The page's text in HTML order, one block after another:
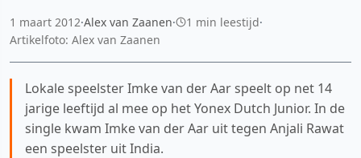
1 maart 2012·Alex van Zaanen· 1 min leestijd·
Artikelfoto: Alex van Zaanen
Lokale speelster Imke van der Aar speelt op net 14
jarige leeftijd al mee op het Yonex Dutch Junior. In de
single kwam Imke van der Aar uit tegen Anjali Rawat
een speelster uit India.